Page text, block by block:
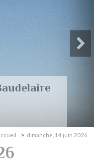
dimanche, 14 juin 2026